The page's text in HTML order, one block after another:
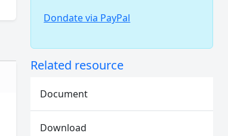
Dondate via PayPal
Related resource
Document
Download